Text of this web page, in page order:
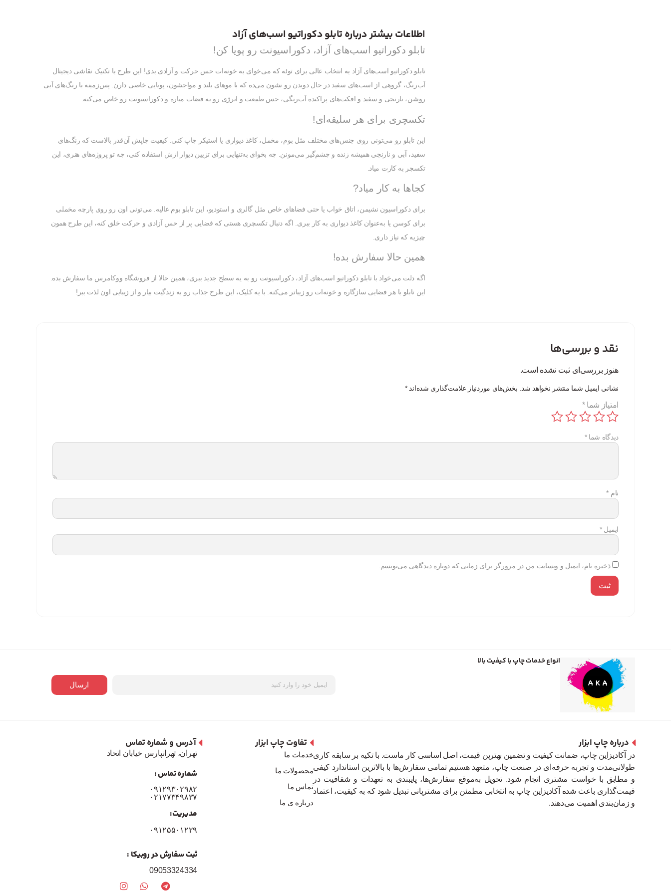
اطلاعات بیشتر درباره تابلو دکوراتیو اسب‌های آزاد
تابلو دکوراتیو اسب‌های آزاد، دکوراسیونت رو پویا کن!
تابلو دکوراتیو اسب‌های آزاد یه انتخاب عالی برای توئه که می‌خوای به خونه‌ات حس حرکت و آزادی بدی! این طرح با تکنیک نقاشی دیجیتال
آب‌رنگ، گروهی از اسب‌های سفید در حال دویدن رو نشون می‌ده که با موهای بلند و مواجشون، پویایی خاصی دارن. پس‌زمینه با رنگ‌های آبی
روشن، نارنجی و سفید و افکت‌های پراکنده آب‌رنگی، حس طبیعت و انرژی رو به فضات میاره و دکوراسیونت رو خاص می‌کنه.
تکسچری برای هر سلیقه‌ای!
این تابلو رو می‌تونی روی جنس‌های مختلف مثل بوم، مخمل، کاغذ دیواری یا استیکر چاپ کنی. کیفیت چاپش آن‌قدر بالاست که رنگ‌های
سفید، آبی و نارنجی همیشه زنده و چشم‌گیر می‌مونن. چه بخوای به‌تنهایی برای تزیین دیوار ازش استفاده کنی، چه تو پروژه‌های هنری، این
تکسچر به کارت میاد.
کجاها به کار میاد?
برای دکوراسیون نشیمن، اتاق خواب یا حتی فضاهای خاص مثل گالری و استودیو، این تابلو بوم عالیه. می‌تونی اون رو روی پارچه مخملی
برای کوسن یا به‌عنوان کاغذ دیواری به کار ببری. اگه دنبال تکسچری هستی که فضایی پر از حس آزادی و حرکت خلق کنه، این طرح همون
چیزیه که نیاز داری.
همین حالا سفارش بده!
اگه دلت می‌خواد با تابلو دکوراتیو اسب‌های آزاد، دکوراسیونت رو به یه سطح جدید ببری، همین حالا از فروشگاه ووکامرس ما سفارش بده.
این تابلو با هر فضایی سازگاره و خونه‌ات رو زیباتر می‌کنه. با یه کلیک، این طرح جذاب رو به زندگیت بیار و از زیبایی اون لذت ببر!
نقد و بررسی‌ها
هنوز بررسی‌ای ثبت نشده است.
نشانی ایمیل شما منتشر نخواهد شد. بخش‌های موردنیاز علامت‌گذاری شده‌اند*
امتیاز شما*
دیدگاه شما*
نام *
ایمیل*
ذخیره نام، ایمیل و وبسایت من در مرورگر برای زمانی که دوباره دیدگاهی می‌نویسم.
انواع خدمات چاپ با کیفیت بالا
ارسال
درباره چاپ ابزار
در آکادیزاین چاپ، ضمانت کیفیت و تضمین بهترین قیمت، اصل اساسی کار ماست. با تکیه بر سابقه کاری
طولانی‌مدت و تجربه حرفه‌ای در صنعت چاپ، متعهد هستیم تمامی سفارش‌ها با بالاترین استاندارد کیفی
و مطابق با خواست مشتری انجام شود. تحویل به‌موقع سفارش‌ها، پایبندی به تعهدات و شفافیت در
قیمت‌گذاری باعث شده آکادیزاین چاپ به انتخابی مطمئن برای مشتریانی تبدیل شود که به کیفیت، اعتماد
و زمان‌بندی اهمیت می‌دهند.
تفاوت چاپ ابزار
خدمات ما
محصولات ما
تماس ما
درباره ی ما
آدرس و شماره تماس
تهران، تهرانپارس خیابان اتحاد
شماره تماس :
۰۹۱۲۹۳۰۲۹۸۲
۰۲۱۷۷۳۴۹۸۳۷
مدیریت:
۰۹۱۲۵۵۰۱۲۲۹
ثبت سفارش در روبیکا :
09053324334